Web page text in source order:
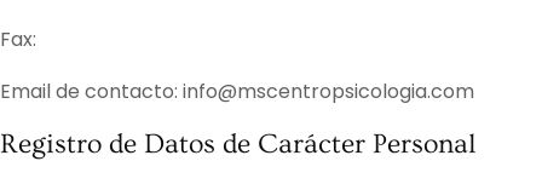
Fax:
Email de contacto: info@mscentropsicologia.com
Registro de Datos de Carácter Personal